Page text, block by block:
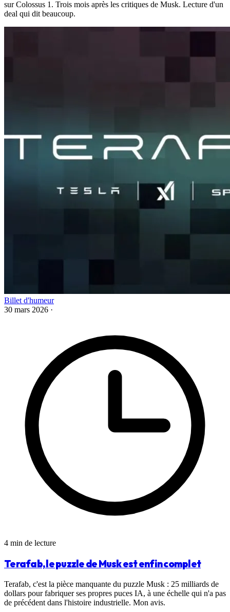
sur Colossus 1. Trois mois après les critiques de Musk. Lecture d'un
deal qui dit beaucoup.
Billet d'humeur
30 mars 2026 ·
4 min de lecture
Terafab, le puzzle de Musk est enfin complet
Terafab, c'est la pièce manquante du puzzle Musk : 25 milliards de
dollars pour fabriquer ses propres puces IA, à une échelle qui n'a pas
de précédent dans l'histoire industrielle. Mon avis.